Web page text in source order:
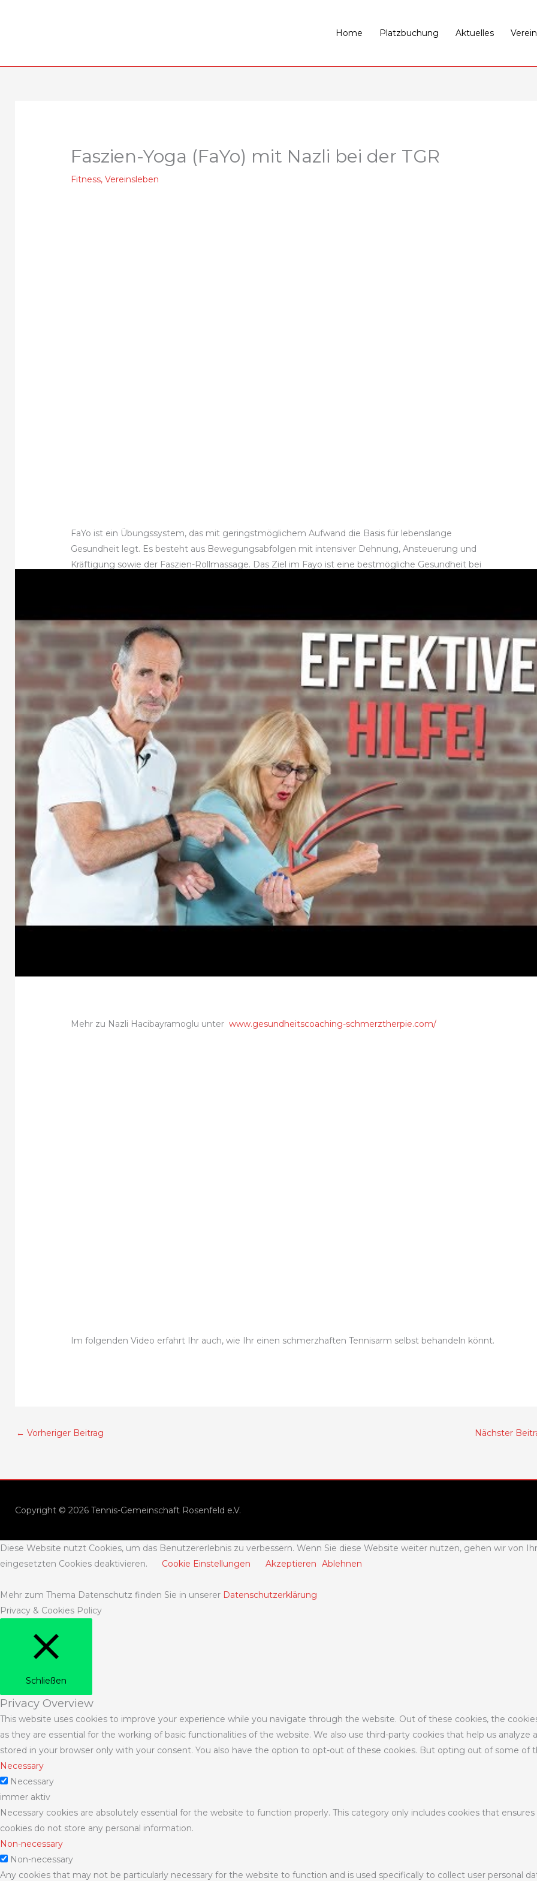
Home Platzbuchung Aktuelles Verein
Faszien-Yoga (FaYo) mit Nazli bei der TGR
Fitness,Vereinsleben
FaYo ist ein Übungssystem, das mit geringstmöglichem Aufwand die Basis für lebenslange
Gesundheit legt. Es besteht aus Bewegungsabfolgen mit intensiver Dehnung, Ansteuerung und
Kräftigung sowie der Faszien-Rollmassage. Das Ziel im Fayo ist eine bestmögliche Gesundheit bei
Handbewegungen können schnell zu einem Tennisarm führen und quälende Schmerzen verursachen.
Unter Anleitung von Nazli Hacibayramoglu konnten wir uns selbst davon überzeugen, wie FaYo die
Selbstheilungskräfte anregt, indem gezielte Reize gesetzt werden. Den Rest macht der Körper selbst.
Mehr zu Nazli Hacibayramoglu unterwww.gesundheitscoaching-schmerztherpie.com/
Im folgenden Video erfahrt Ihr auch, wie Ihr einen schmerzhaften Tennisarm selbst behandeln könnt.
← Vorheriger Beitrag Nächster
Copyright © 2026 Tennis-Gemeinschaft Rosenfeld e.V.
Diese Website nutzt Cookies, um das Benutzererlebnis zu verbessern. Wenn Sie diese Website weiter nutzen, gehen wir von
eingesetzten Cookies deaktivieren.
Cookie Einstellungen Akzeptieren Ablehnen
Mehr zum Thema Datenschutz finden Sie in unserer Datenschutzerklärung
Privacy & Cookies Policy
Schließen
Privacy Overview
This website uses cookies to improve your experience while you navigate through the website. Out of these cookies, the
as they are essential for the working of basic functionalities of the website. We also use third-party cookies that help us
stored in your browser only with your consent. You also have the option to opt-out of these cookies. But opting out of some of
Necessary
Necessary
immer aktiv
Necessary cookies are absolutely essential for the website to function properly. This category only includes cookies that
cookies do not store any personal information.
Non-necessary
Non-necessary
Any cookies that may not be particularly necessary for the website to function and is used specifically to collect user personal